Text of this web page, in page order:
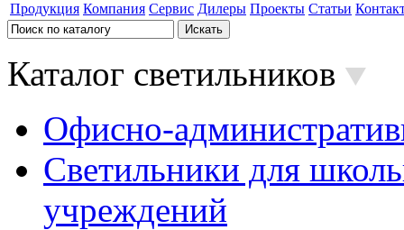
Продукция Компания Сервис Дилеры Проекты Статьи
Каталог светильников
Офисно-
Светильники для
учреждений